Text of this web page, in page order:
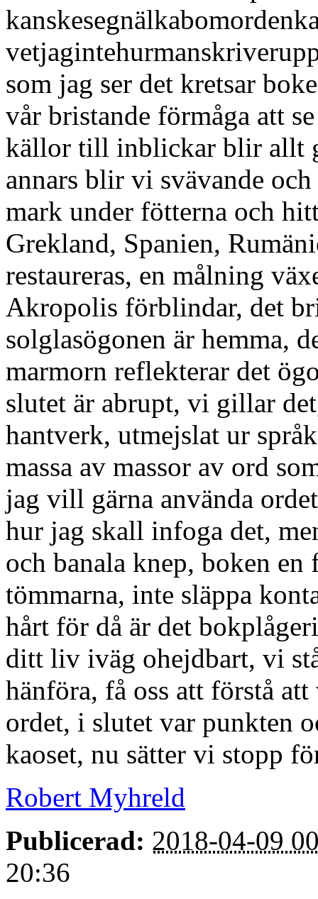
som jag ser det kretsar
vår bristande förmåga att
källor till inblickar blir allt
annars blir vi svävande
mark under fötterna och
Grekland, Spanien,
restaureras, en målning
Akropolis förblindar, det
solglasögonen är hemma,
marmorn reflekterar det
slutet är abrupt, vi gillar
hantverk, utmejslat ur
massa av massor av ord
jag vill gärna använda
hur jag skall infoga det,
och banala knep, boken
tömmarna, inte släppa
hårt för då är det
ditt liv iväg ohejdbart, vi
hänföra, få oss att förstå
ordet, i slutet var punkten
kaoset, nu sätter vi stopp
Robert Myhreld
Publicerad: 2018-04-09
20:36